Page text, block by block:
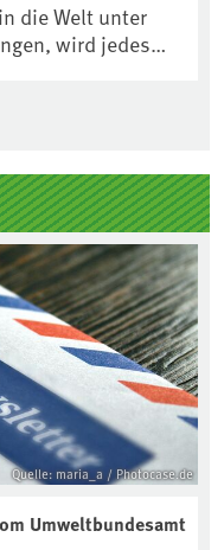
#Trockenheit
die Welt unter
wird jedes
Bodens, der
Das UBA
Boden des
was passiert
solchen
gibt es im
sc202-
krume/
Quelle: maria_a / Photocase.de
Umweltbundesamt